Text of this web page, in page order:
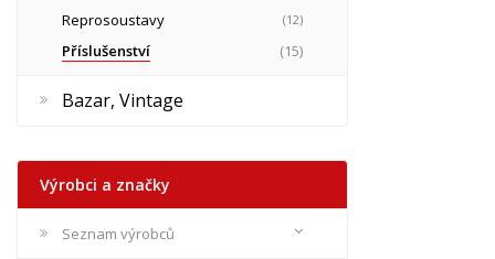
Reprosoustavy (12)
Příslušenství (15)
Bazar, Vintage
Výrobci a značky
Seznam výrobců